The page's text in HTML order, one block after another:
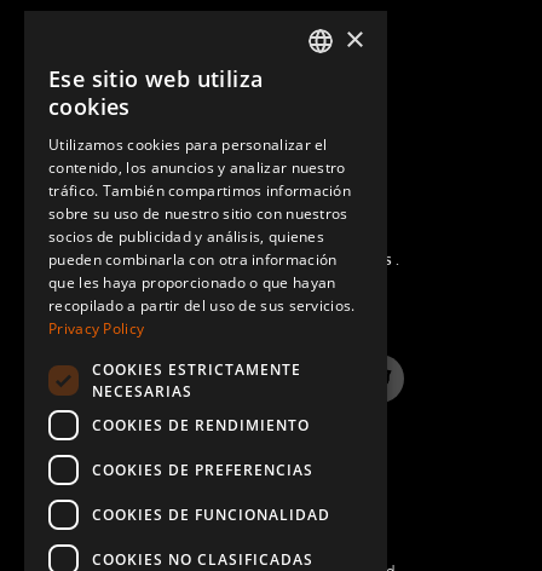
CONTACTO
PREGUNTAS MÁS FRECUENTES.
LinkedIn InstagramTwitter
×
Ese sitio web utiliza
cookies
Utilizamos cookies para personalizar el
contenido, los anuncios y analizar nuestro
tráfico. También compartimos información
sobre su uso de nuestro sitio con nuestros
socios de publicidad y análisis, quienes
pueden combinarla con otra información
que les haya proporcionado o que hayan
recopilado a partir del uso de sus servicios.
Privacy Policy
COOKIES ESTRICTAMENTE
NECESARIAS
COOKIES DE RENDIMIENTO
COOKIES DE PREFERENCIAS
COOKIES DE FUNCIONALIDAD
COOKIES NO CLASIFICADAS